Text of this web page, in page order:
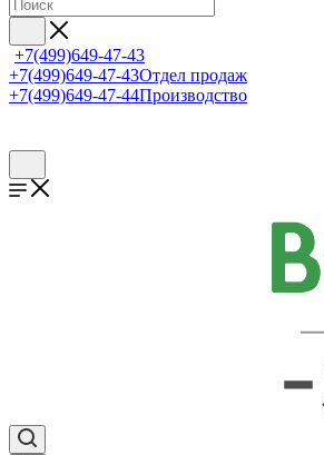
+7(499)649-47-43
+7(499)649-47-43Отдел продаж
+7(499)649-47-44Производство